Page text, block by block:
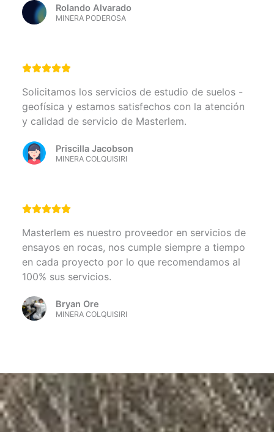
Rolando Alvarado
MINERA PODEROSA
Solicitamos los servicios de estudio de suelos -
geofísica y estamos satisfechos con la atención
y calidad de servicio de Masterlem.
Priscilla Jacobson
MINERA COLQUISIRI
Masterlem es nuestro proveedor en servicios de
ensayos en rocas, nos cumple siempre a tiempo
en cada proyecto por lo que recomendamos al
100% sus servicios.
Bryan Ore
MINERA COLQUISIRI